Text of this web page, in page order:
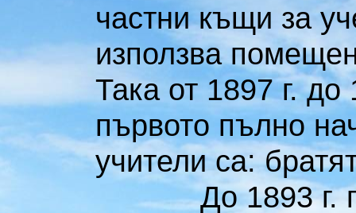
частни къщи за
използва
Така от 1897 г.
първото пълно
учители са:
До 1893 г.